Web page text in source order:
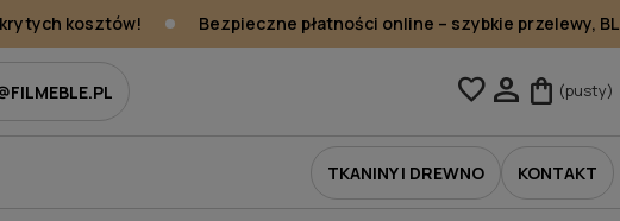
kosztów! Bezpieczne płatności online – szybkie przelewy,
favorite person shopping_bag (pusty)
TKANINY I DREWNO KONTAKT